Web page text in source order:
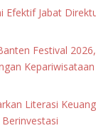
Efektif Jabat
Festival
Literasi